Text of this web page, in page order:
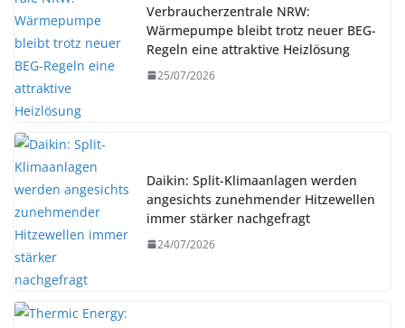
Verbraucherzentrale NRW:
Wärmepumpe bleibt trotz neuer BEG-
Regeln eine attraktive Heizlösung
25/07/2026
Daikin: Split-Klimaanlagen werden
angesichts zunehmender Hitzewellen
immer stärker nachgefragt
24/07/2026